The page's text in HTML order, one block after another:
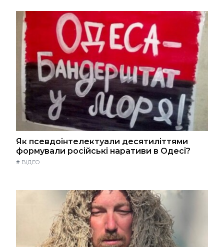
Як псевдоінтелектуали десятиліттями
формували російські наративи в Одесі?
# ВІДЕО